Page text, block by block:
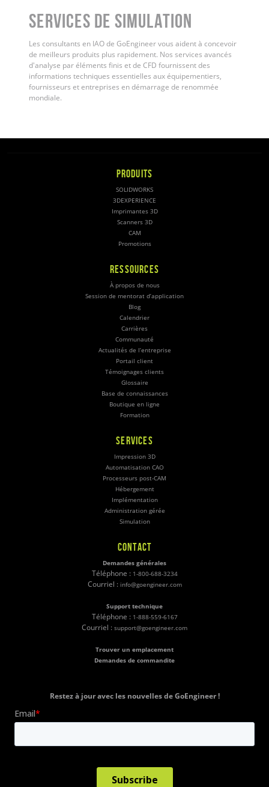
Services de simulation
Les consultants en IAO de GoEngineer vous aident à concevoir
de meilleurs produits plus rapidement. Nos services avancés
d'analyse par éléments finis et de CFD fournissent des
informations techniques essentielles aux équipementiers,
fournisseurs et entreprises en démarrage de renommée
mondiale.
PRODUITS
SOLIDWORKS
3DEXPERIENCE
Imprimantes 3D
Scanners 3D
CAM
Promotions
RESSOURCES
À propos de nous
Session de mentorat d’application
Blog
Calendrier
Carrières
Communauté
Actualités de l’entreprise
Portail client
Témoignages clients
Glossaire
Base de connaissances
Boutique en ligne
Formation
SERVICES
Impression 3D
Automatisation CAO
Processeurs post-CAM
Hébergement
Implémentation
Administration gérée
Simulation
CONTACT
Demandes générales
Téléphone : 1-800-688-3234
Courriel : info@goengineer.com
Support technique
Téléphone : 1-888-559-6167
Courriel : support@goengineer.com
Trouver un emplacement
Demandes de commandite
Restez à jour avec les nouvelles de GoEngineer !